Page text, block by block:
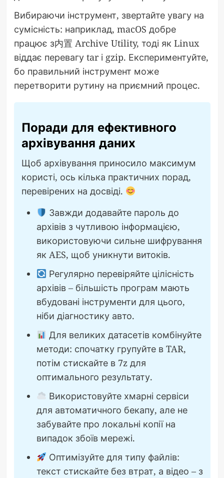
Вибираючи інструмент, звертайте увагу на
сумісність: наприклад, macOS добре
працює з内置 Archive Utility, тоді як Linux
віддає перевагу tar і gzip. Експериментуйте,
бо правильний інструмент може
перетворити рутину на приємний процес.
Поради для ефективного
архівування даних
Щоб архівування приносило максимум
користі, ось кілька практичних порад,
перевірених на досвіді.
Завжди додавайте пароль до
архівів з чутливою інформацією,
використовуючи сильне шифрування
як AES, щоб уникнути витоків.
Регулярно перевіряйте цілісність
архівів – більшість програм мають
вбудовані інструменти для цього,
ніби діагностику авто.
Для великих датасетів комбінуйте
методи: спочатку групуйте в TAR,
потім стискайте в 7z для
оптимального результату.
Використовуйте хмарні сервіси
для автоматичного бекапу, але не
забувайте про локальні копії на
випадок збоїв мережі.
Оптимізуйте для типу файлів:
текст стискайте без втрат, а відео – з